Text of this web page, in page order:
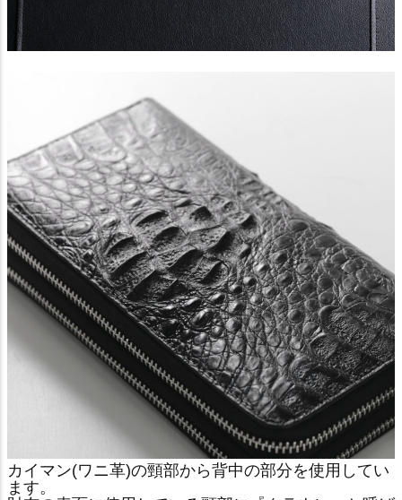
カイマン(ワニ革)の頸部から背中の部分を使用してい
ます。